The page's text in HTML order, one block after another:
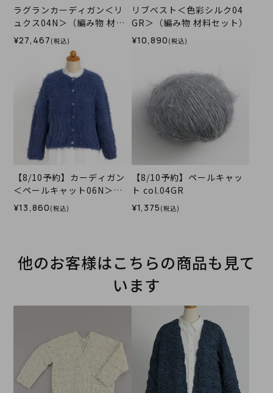
ラグランカーディガン＜リ
ュクス04N＞（編み物 材料
セット）
¥27,467 (税込)
リブベスト＜色彩シルク04
GR＞（編み物 材料セット）
¥10,890 (税込)
【8/10予約】カーディガン
＜ペールキャット06N＞
（編み物 材料セット）
¥13,860 (税込)
【8/10予約】ペールキャッ
ト col.04GR
¥1,375 (税込)
他のお客様はこちらの商品も見て
います